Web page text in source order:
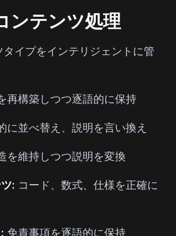
ンテンツ処理
イプをインテリジェントに管
再構築しつつ逐語的に保持
に並べ替え、説明を言い換え
を維持しつつ説明を変換
: コード、数式、仕様を正確に
免責事項を逐語的に保持